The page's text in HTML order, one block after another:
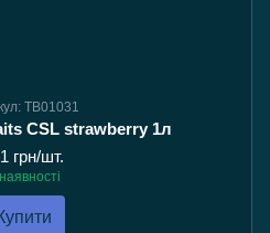
TB01031
CSL strawberry 1л
грн/шт.